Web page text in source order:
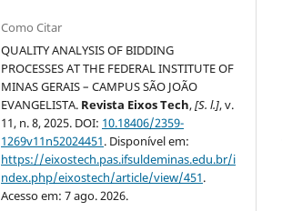
Como Citar
QUALITY ANALYSIS OF BIDDING
PROCESSES AT THE FEDERAL INSTITUTE OF
MINAS GERAIS – CAMPUS SÃO JOÃO
EVANGELISTA. Revista Eixos Tech,[S. l.], v.
11, n. 8, 2025. DOI: 10.18406/2359-
1269v11n52024451. Disponível em:
https://eixostech.pas.ifsuldeminas.edu.br/i
ndex.php/eixostech/article/view/451.
Acesso em: 7 ago. 2026.